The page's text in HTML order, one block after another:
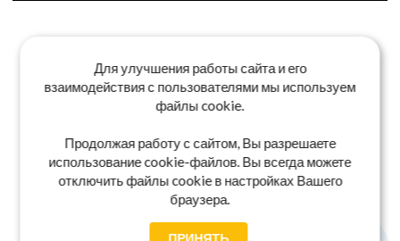
Для улучшения работы сайта и его
взаимодействия с пользователями мы используем
файлы cookie.
Продолжая работу с сайтом, Вы разрешаете
использование cookie-файлов. Вы всегда можете
отключить файлы cookie в настройках Вашего
браузера.
ПРИНЯТЬ